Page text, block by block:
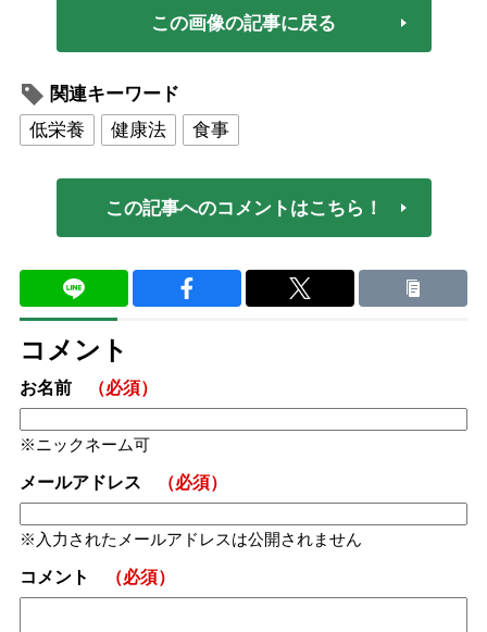
この画像の記事に戻る
関連キーワード
低栄養
健康法 食事
この記事へのコメントはこちら！
コメント
お名前 （必須）
ニックネーム可
メールアドレス （必須）
入力されたメールアドレスは公開されません
コメント （必須）